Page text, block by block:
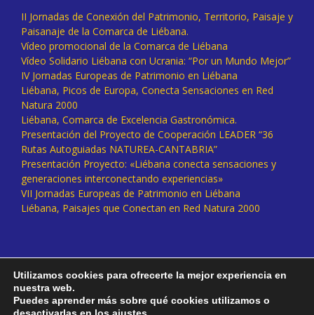
II Jornadas de Conexión del Patrimonio, Territorio, Paisaje y
Paisanaje de la Comarca de Liébana.
Vídeo promocional de la Comarca de Liébana
Vídeo Solidario Liébana con Ucrania: “Por un Mundo Mejor”
IV Jornadas Europeas de Patrimonio en Liébana
Liébana, Picos de Europa, Conecta Sensaciones en Red
Natura 2000
Liébana, Comarca de Excelencia Gastronómica.
Presentación del Proyecto de Cooperación LEADER “36
Rutas Autoguiadas NATUREA-CANTABRIA”
Presentación Proyecto: «Liébana conecta sensaciones y
generaciones interconectando experiencias»
VII Jornadas Europeas de Patrimonio en Liébana
Liébana, Paisajes que Conectan en Red Natura 2000
Utilizamos cookies para ofrecerte la mejor experiencia en
nuestra web.
Puedes aprender más sobre qué cookies utilizamos o